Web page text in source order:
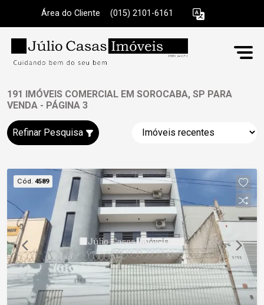
Área do Cliente (015) 2101-6161
191 IMÓVEIS COMERCIAL EM SOROCABA, SP PARA
VENDA - PÁGINA 3
Refinar Pesquisa
Cód. 4589